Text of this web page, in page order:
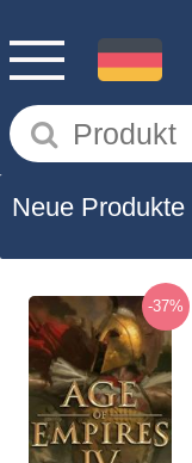
Neue Produkte
-37%